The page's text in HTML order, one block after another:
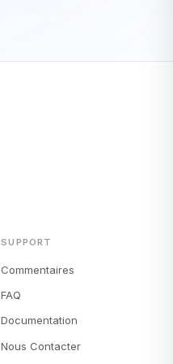
SUPPORT
Commentaires
FAQ
Documentation
Nous Contacter